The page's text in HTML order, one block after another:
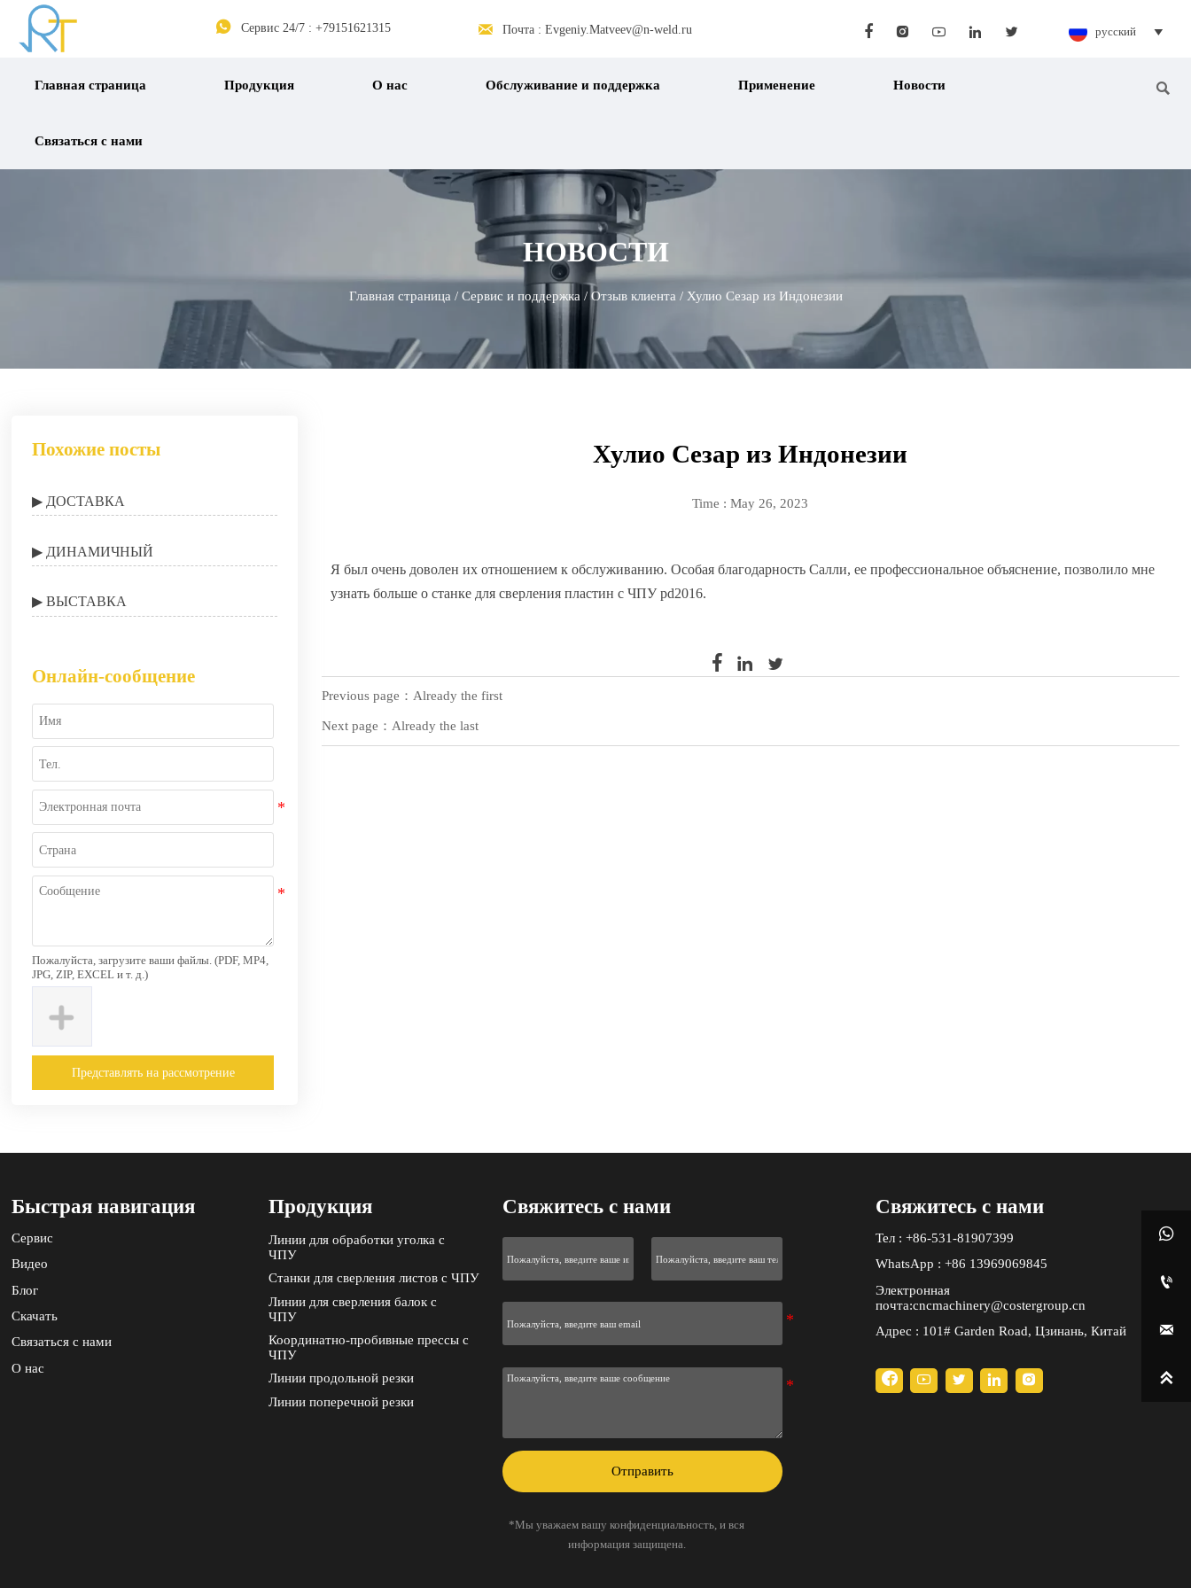
 Сервис 24/7 : +79151621315  Почта : Evgeniy.Matveev@n-weld.ru      русский 
Главная страница Продукция О нас Обслуживание и поддержка Применение Новости
Связаться с нами

НОВОСТИ
Главная страница/ Сервис и поддержка/ Отзыв клиента/ Хулио Сезар из Индонезии
Похожие посты
▶ ДОСТАВКА
▶ ДИНАМИЧНЫЙ
▶ ВЫСТАВКА
Онлайн-сообщение
Пожалуйста, загрузите ваши файлы. (PDF, MP4,
JPG, ZIP, EXCEL и т. д.)
Представлять на рассмотрение
Хулио Сезар из Индонезии
Time : May 26, 2023
Я был очень доволен их отношением к обслуживанию. Особая благодарность Салли, ее профессиональное объяснение, позволило мне
узнать больше о станке для сверления пластин с ЧПУ pd2016.
  
Previous page：Already the first
Next page：Already the last
Быстрая навигация
Сервис
Видео
Блог
Скачать
Связаться с нами
О нас
Продукция
Линии для обработки уголка с
ЧПУ
Станки для сверления листов с ЧПУ
Линии для сверления балок с
ЧПУ
Координатно-пробивные прессы с
ЧПУ
Линии продольной резки
Линии поперечной резки
Свяжитесь с нами
Отправить
*Мы уважаем вашу конфиденциальность, и вся
информация защищена.
Свяжитесь с нами
Тел : +86-531-81907399
WhatsApp : +86 13969069845
Электронная
почта:cncmachinery@costergroup.cn
Адрес : 101# Garden Road, Цзинань, Китай
    



